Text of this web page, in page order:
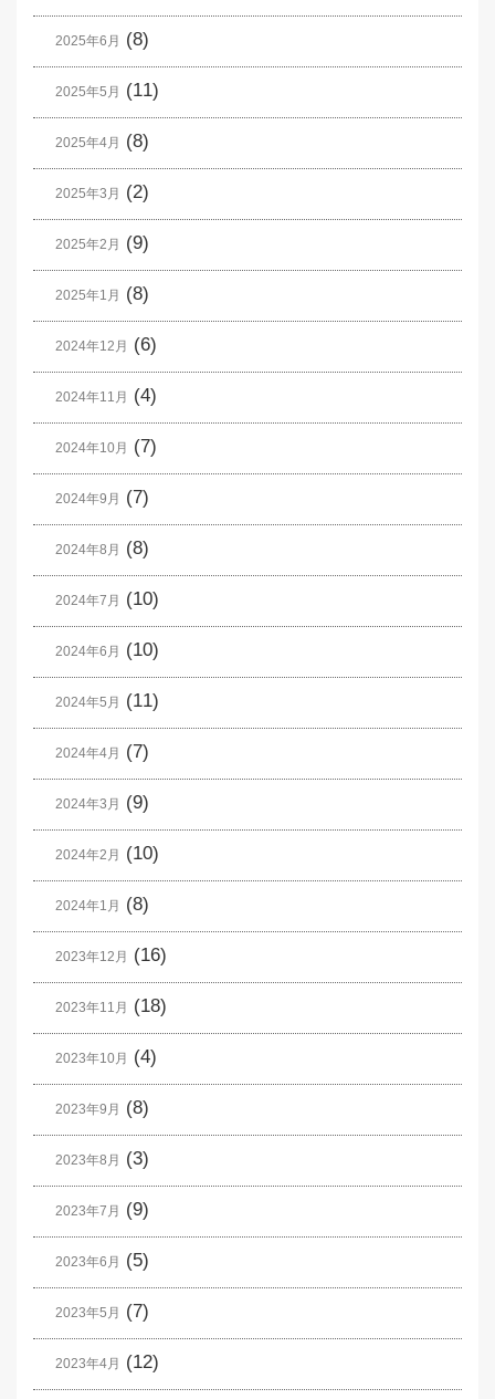
2025年6月 (8)
2025年5月 (11)
2025年4月 (8)
2025年3月 (2)
2025年2月 (9)
2025年1月 (8)
2024年12月 (6)
2024年11月 (4)
2024年10月 (7)
2024年9月 (7)
2024年8月 (8)
2024年7月 (10)
2024年6月 (10)
2024年5月 (11)
2024年4月 (7)
2024年3月 (9)
2024年2月 (10)
2024年1月 (8)
2023年12月 (16)
2023年11月 (18)
2023年10月 (4)
2023年9月 (8)
2023年8月 (3)
2023年7月 (9)
2023年6月 (5)
2023年5月 (7)
2023年4月 (12)